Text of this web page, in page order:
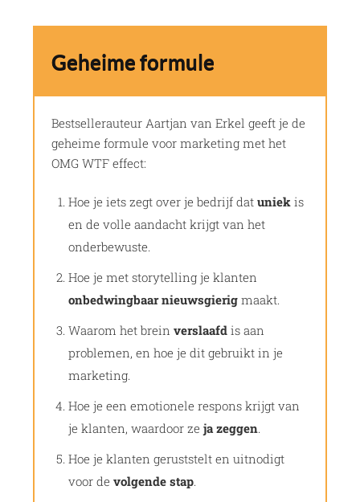
Geheime formule
Bestsellerauteur Aartjan van Erkel geeft je de
geheime formule voor marketing met het
OMG WTF effect:
Hoe je iets zegt over je bedrijf dat uniek is
en de volle aandacht krijgt van het
onderbewuste.
Hoe je met storytelling je klanten
onbedwingbaar nieuwsgierig maakt.
Waarom het brein verslaafd is aan
problemen, en hoe je dit gebruikt in je
marketing.
Hoe je een emotionele respons krijgt van
je klanten, waardoor ze ja zeggen.
Hoe je klanten geruststelt en uitnodigt
voor de volgende stap.